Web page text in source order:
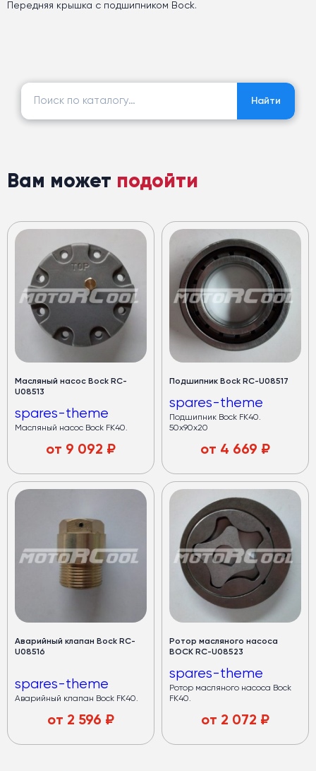
Передняя крышка с подшипником Bock.
Найти:
Найти
Вам может подойти
Масляный насос Bock RC-
U08513
spares-theme
Масляный насос Bock FK40.
от 9 092 ₽
Подшипник Bock RC-U08517
spares-theme
Подшипник Bock FK40.
50х90х20
от 4 669 ₽
Аварийный клапан Bock RC-
U08516
spares-theme
Аварийный клапан Bock FK40.
от 2 596 ₽
Ротор масляного насоса
BOCK RC-U08523
spares-theme
Ротор масляного насоса Bock
FK40.
от 2 072 ₽